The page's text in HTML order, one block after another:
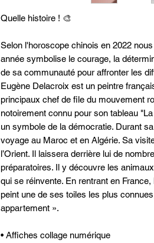
Quelle histoire ! 🎨
Selon l'horoscope chinois en 2022
année symbolise le courage, la
de sa communauté pour affronter les
Eugène Delacroix est un peintre
principaux chef de file du mouvement
notoirement connu pour son tableau
un symbole de la démocratie. Durant
voyage au Maroc et en Algérie. Sa
l’Orient. Il laissera derrière lui de
préparatoires. Il y découvre les
qui se réinvente. En rentrant en
peint une de ses toiles les plus
appartement ».
• Affiches collage numérique